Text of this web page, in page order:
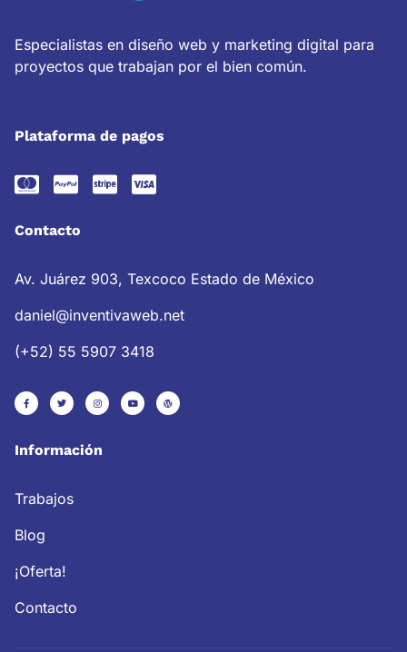
Especialistas en diseño web y marketing digital para
proyectos que trabajan por el bien común.
Plataforma de pagos
Contacto
Av. Juárez 903, Texcoco Estado de México
daniel@inventivaweb.net
(+52) 55 5907 3418
Información
Trabajos
Blog
¡Oferta!
Contacto